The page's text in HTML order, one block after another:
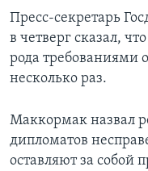
Языки
Пресс-секретарь
в четверг сказал,
рода требованиями
несколько раз.
Маккормак назвал
дипломатов
оставляют за собой